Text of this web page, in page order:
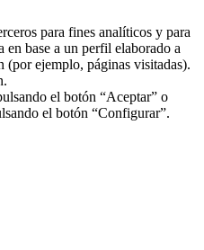
para fines analíticos y para
en base a un perfil elaborado a
(por ejemplo, páginas visitadas).
el botón “Aceptar” o
el botón “Configurar”.